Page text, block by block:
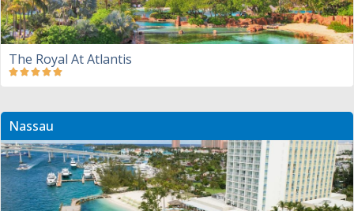
The Royal At Atlantis
Nassau